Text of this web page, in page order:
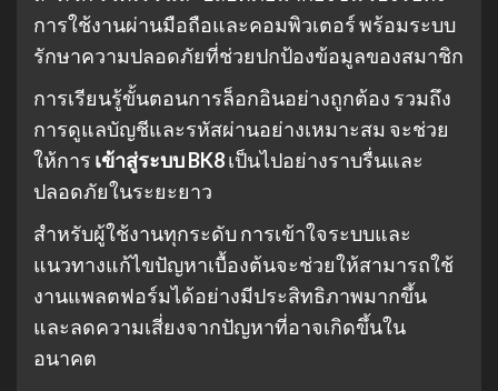
การใช้งานผ่านมือถือและคอมพิวเตอร์ พร้อมระบบ
รักษาความปลอดภัยที่ช่วยปกป้องข้อมูลของสมาชิก
การเรียนรู้ขั้นตอนการล็อกอินอย่างถูกต้อง รวมถึง
การดูแลบัญชีและรหัสผ่านอย่างเหมาะสม จะช่วย
ให้การ เข้าสู่ระบบ BK8เป็นไปอย่างราบรื่นและ
ปลอดภัยในระยะยาว
สำหรับผู้ใช้งานทุกระดับ การเข้าใจระบบและ
แนวทางแก้ไขปัญหาเบื้องต้นจะช่วยให้สามารถใช้
งานแพลตฟอร์มได้อย่างมีประสิทธิภาพมากขึ้น
และลดความเสี่ยงจากปัญหาที่อาจเกิดขึ้นใน
อนาคต